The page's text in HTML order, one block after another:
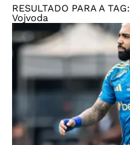
RESULTADO PARA A TAG:
Vojvoda